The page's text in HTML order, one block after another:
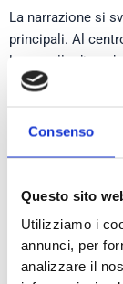
Consenso
Questo sito
Utilizziamo i
annunci, per
analizzare il
La narrazione si
principali. Al
legate alla
esperienze
aspetti finanziari
inaugurazione è
la giornata, prima
presso il presidio
convegno dal titolo